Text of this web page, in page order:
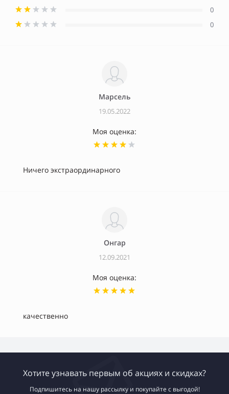
0
0
Марсель
19.05.2022
Моя оценка:
Ничего экстраординарного
Онгар
12.09.2021
Моя оценка:
качественно
Хотите узнавать первым об акциях и скидках?
Подпишитесь на нашу рассылку и покупайте с выгодой!